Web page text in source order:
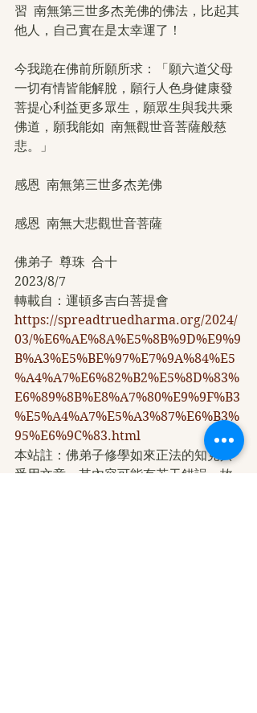
習  南無第三世多杰羌佛的佛法，比起其
他人，自己實在是太幸運了！
今我跪在佛前所願所求：「願六道父母
一切有情皆能解脫，願行人色身健康發
菩提心利益更多眾生，願眾生與我共乘
佛道，願我能如  南無觀世音菩薩般慈
悲。」
感恩  南無第三世多杰羌佛
感恩  南無大悲觀世音菩薩
佛弟子  尊珠  合十
2023/8/7
轉載自：運頓多吉白菩提會
https://spreadtruedharma.org/2024/
03/%E6%AE%8A%E5%8B%9D%E9%9
B%A3%E5%BE%97%E7%9A%84%E5
%A4%A7%E6%82%B2%E5%8D%83%
E6%89%8B%E8%A7%80%E9%9F%B3
%E5%A4%A7%E5%A3%87%E6%B3%
95%E6%9C%83.html
本站註：佛弟子修學如來正法的知見與
受用文章，其內容可能有若干錯誤，故